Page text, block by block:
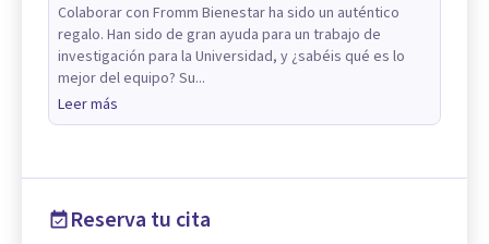
Colaborar con Fromm Bienestar ha sido un auténtico
regalo. Han sido de gran ayuda para un trabajo de
investigación para la Universidad, y ¿sabéis qué es lo
mejor del equipo? Su...
Leer más
Reserva tu cita